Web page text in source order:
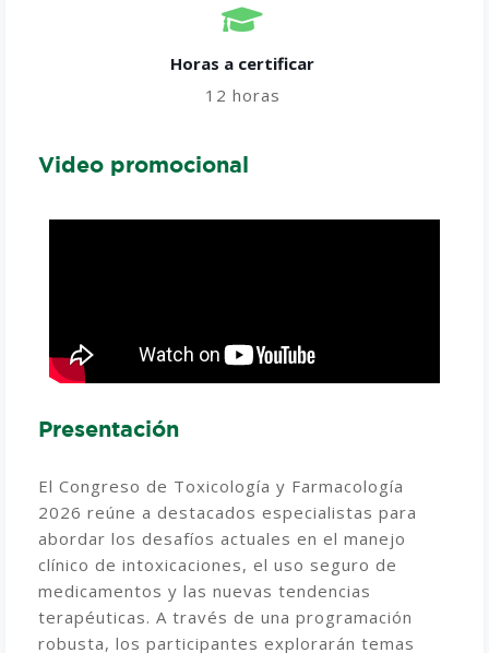
Horas a certificar​
12 horas
Video promocional
Presentación
El Congreso de Toxicología y Farmacología
2026 reúne a destacados especialistas para
abordar los desafíos actuales en el manejo
clínico de intoxicaciones, el uso seguro de
medicamentos y las nuevas tendencias
terapéuticas. A través de una programación
robusta, los participantes explorarán temas